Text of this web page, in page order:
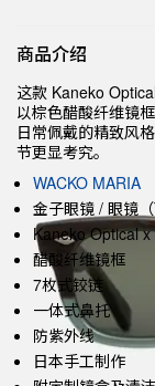
商品介绍
这款 Kaneko
以棕色醋酸纤维镜
日常佩戴的精致风
节更显考究。
WACKO MARIA
金子眼镜 / 眼镜（
Kaneko Optical
醋酸纤维镜框
7枚式铰链
一体式鼻托
防紫外线
日本手工制作